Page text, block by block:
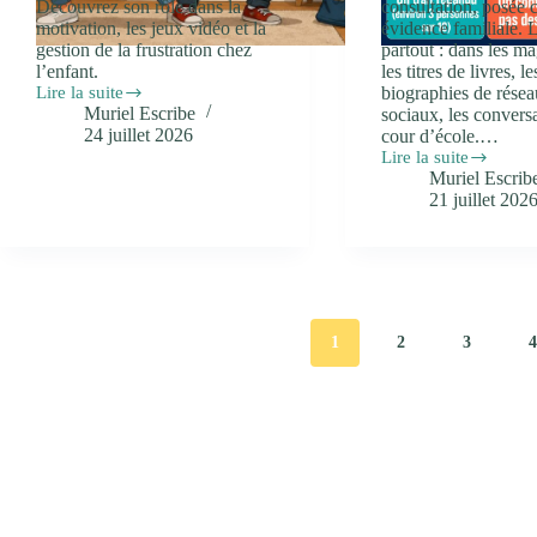
Découvrez son rôle dans la
motivation, les jeux vidéo et la
gestion de la frustration chez
l’enfant.
Lire la suite
Dopamine
frustration
Muriel Escribe
24 juillet 2026
consultation, posée
évidence familiale.
partout : dans les
les titres de livres,
biographies de
sociaux, les
cour d’école.…
Lire la suite
Hypersensibilité
Muriel
21 juillet 2026
1 2 3 4